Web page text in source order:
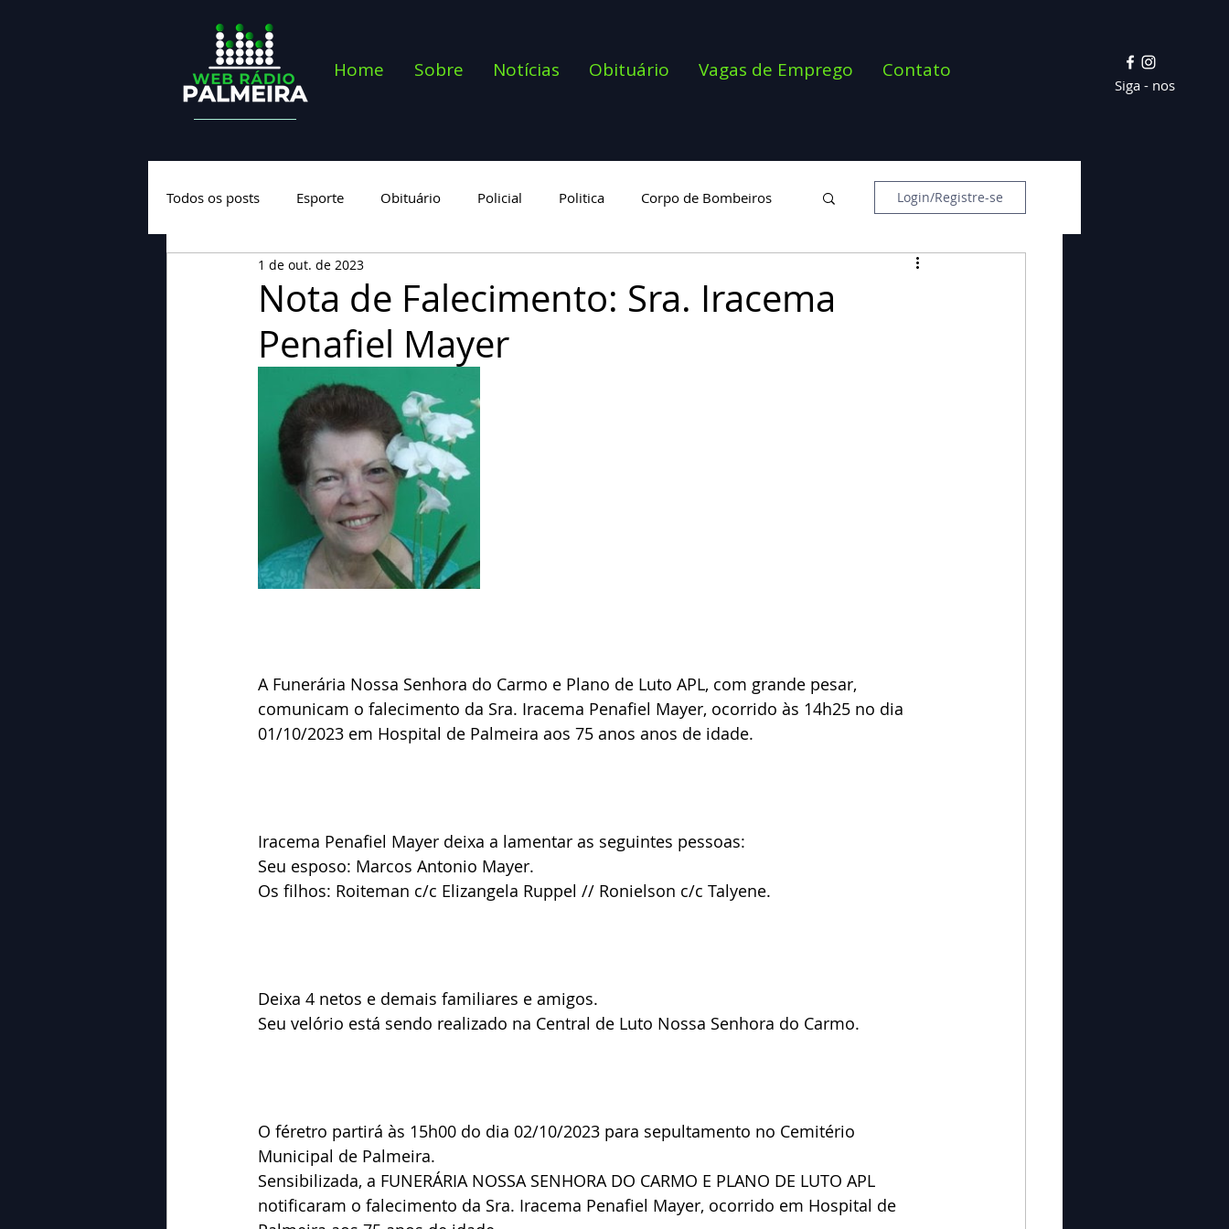
Home Sobre Notícias Obituário Vagas de Emprego Contato
Siga - nos
Todos os posts Esporte Obituário Policial Politica Corpo de Bombeiros
Geral Nova categoria
Login/Registre-se
Nota de Falecimento: Sra. Iracema
Penafiel Mayer
1 de out. de 2023
A Funerária Nossa Senhora do Carmo e Plano de Luto APL, com grande pesar,
comunicam o falecimento da Sra. Iracema Penafiel Mayer, ocorrido às 14h25 no dia
01/10/2023 em Hospital de Palmeira aos 75 anos anos de idade.
Iracema Penafiel Mayer deixa a lamentar as seguintes pessoas:
Seu esposo: Marcos Antonio Mayer.
Os filhos: Roiteman c/c Elizangela Ruppel // Ronielson c/c Talyene.
Deixa 4 netos e demais familiares e amigos.
Seu velório está sendo realizado na Central de Luto Nossa Senhora do Carmo.
O féretro partirá às 15h00 do dia 02/10/2023 para sepultamento no Cemitério
Municipal de Palmeira.
Sensibilizada, a FUNERÁRIA NOSSA SENHORA DO CARMO E PLANO DE LUTO APL
notificaram o falecimento da Sra. Iracema Penafiel Mayer, ocorrido em Hospital de